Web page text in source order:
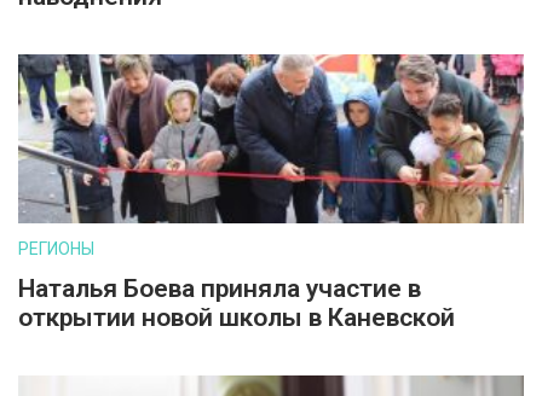
РЕГИОНЫ
Наталья Боева приняла участие в
открытии новой школы в Каневской